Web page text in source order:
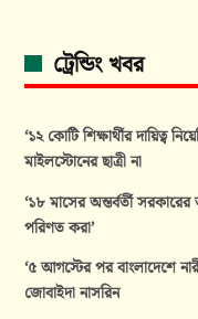
ট্রেন্ডিং খবর
‘১২ কোটি শিক্ষার্থীর দায়িত্ব
মাইলস্টোনের ছাত্রী না
‘১৮ মাসের অন্তর্বর্তী
পরিণত করা’
‘৫ আগস্টের পর বাংলাদেশে
জোবাইদা নাসরিন